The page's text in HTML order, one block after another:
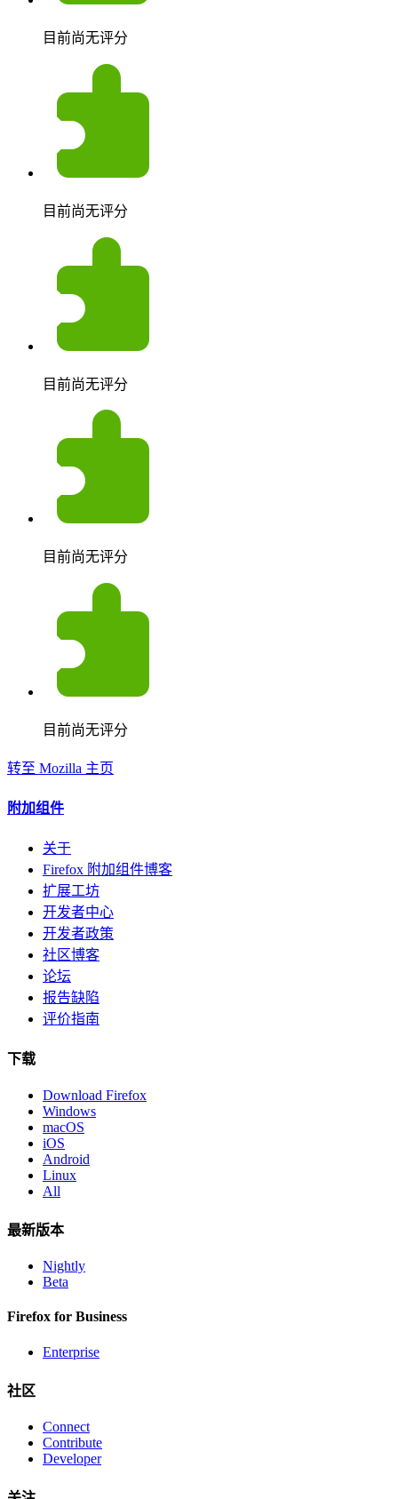
目前尚无评分
目前尚无评分
目前尚无评分
目前尚无评分
目前尚无评分
转至 Mozilla 主页
附加组件
关于
Firefox 附加组件博客
扩展工坊
开发者中心
开发者政策
社区博客
论坛
报告缺陷
评价指南
下载
Download Firefox
Windows
macOS
iOS
Android
Linux
All
最新版本
Nightly
Beta
Firefox for Business
Enterprise
社区
Connect
Contribute
Developer